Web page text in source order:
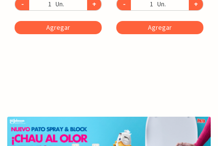
- Un. +
Agregar
- Un. +
Agregar